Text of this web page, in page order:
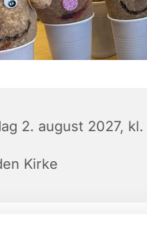
2. august 2027,
Kirke
børn fra 0-6 år, sammen